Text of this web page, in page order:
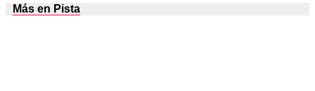
Más en Pista